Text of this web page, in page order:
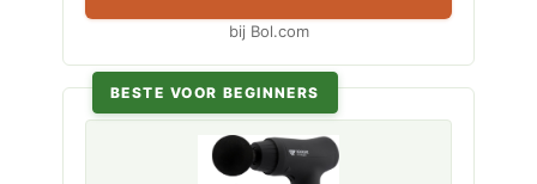
bij Bol.com
BESTE VOOR BEGINNERS